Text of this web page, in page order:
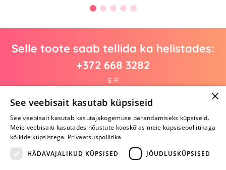
Selle toote saab tellida ka helistades:
+372 668 3282
E-R
Arvustusi veel pole
Ole esimene!
Kirjuta arvustus ja SAA KINGITUS!
×
See veebisait kasutab küpsiseid
See veebisait kasutab kasutajakogemuse parandamiseks küpsiseid.
Meie veebisaiti kasutades nõustute kooskõlas meie küpsisepoliitikaga
kõikide küpsistega. Privaatsuspoliitika
HÄDAVAJALIKUD KÜPSISED
JÕUDLUSKÜPSISED